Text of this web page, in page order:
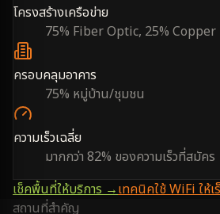
โครงสร้างเครือข่าย
75% Fiber Optic, 25% Copper
ครอบคลุมอาคาร
75% หมู่บ้าน/ชุมชน
ความเร็วเฉลี่ย
มากกว่า 82% ของความเร็วที่สมัคร
เช็คพื้นที่ให้บริการ →เทคนิคใช้ WiFi ให้
สถานที่สำคัญ